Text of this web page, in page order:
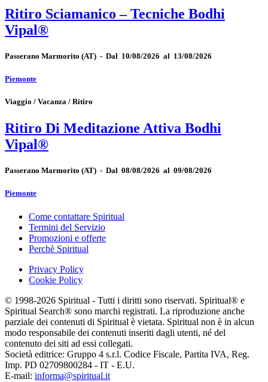
Ritiro Sciamanico – Tecniche Bodhi
Vipal®
Passerano Marmorito (AT) - Dal 10/08/2026 al 13/08/2026
Piemonte
Viaggio / Vacanza / Ritiro
Ritiro Di Meditazione Attiva Bodhi
Vipal®
Passerano Marmorito (AT) - Dal 08/08/2026 al 09/08/2026
Piemonte
Come contattare Spiritual
Termini del Servizio
Promozioni e offerte
Perchè Spiritual
Privacy Policy
Cookie Policy
© 1998-2026 Spiritual - Tutti i diritti sono riservati. Spiritual® e
Spiritual Search® sono marchi registrati. La riproduzione anche
parziale dei contenuti di Spiritual è vietata. Spiritual non è in alcun
modo responsabile dei contenuti inseriti dagli utenti, né del
contenuto dei siti ad essi collegati.
Società editrice: Gruppo 4 s.r.l. Codice Fiscale, Partita IVA, Reg.
Imp. PD 02709800284 - IT - E.U.
E-mail: informa@spiritual.it